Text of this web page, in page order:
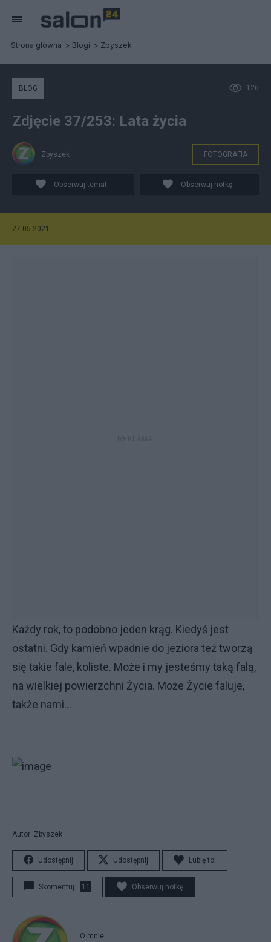
Strona główna Blogi Zbyszek
126
BLOG
Zdjęcie 37/253: Lata życia
Zbyszek FOTOGRAFIA
Obserwuj temat Obserwuj notkę
27.05.2021
Każdy rok, to podobno jeden krąg. Kiedyś jest
ostatni. Gdy kamień wpadnie do jeziora też tworzą
się takie fale, koliste. Może i my jesteśmy taką falą,
na wielkiej powierzchni Życia. Może Życie faluje,
także nami…
Autor: Zbyszek
Udostępnij Udostępnij Lubię to!
Skomentuj 11 Obserwuj notkę
O mnie